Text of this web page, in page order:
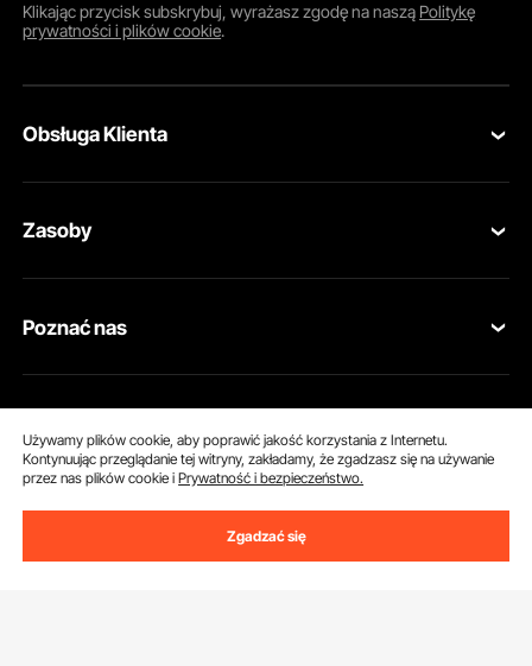
Klikając przycisksubskrybuj, wyrażasz zgodę na naszą Politykę
prywatności i plików cookie.
Obsługa Klienta
Zwroty i wymiany
Metody płatności
Zasoby
Program członkowski Pro
Poznać nas
Zasady i warunki
Polityka prywatności
Warunki programu członkowskiego Pro Member
Używamy plików cookie, aby poprawić jakość korzystania z Internetu.
Kontynuując przeglądanie tej witryny, zakładamy, że zgadzasz się na używanie
przez nas plików cookie iPrywatność i bezpieczeństwo.
Zgadzać się